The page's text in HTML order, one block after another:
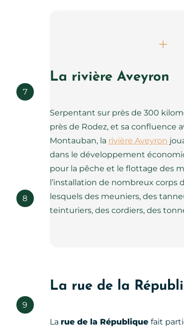
7
8
9
La rivière Aveyron
Serpentant sur près de 300
près de Rodez, et sa confluence
Montauban, la rivière Aveyron
dans le développement
pour la pêche et le flottage des
l’installation de nombreux corps
lesquels des meuniers, des
teinturiers, des cordiers, des
La rue de la
La rue de la République fait